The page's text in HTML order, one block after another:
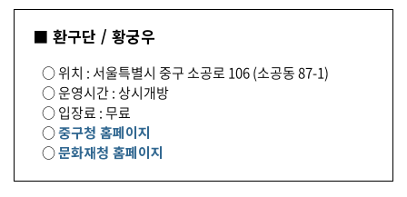
■ 환구단 / 황궁우
○ 위치 : 서울특별시 중구 소공로 106 (소공동 87-1)
○ 운영시간 : 상시개방
○ 입장료 : 무료
○중구청 홈페이지
○문화재청 홈페이지